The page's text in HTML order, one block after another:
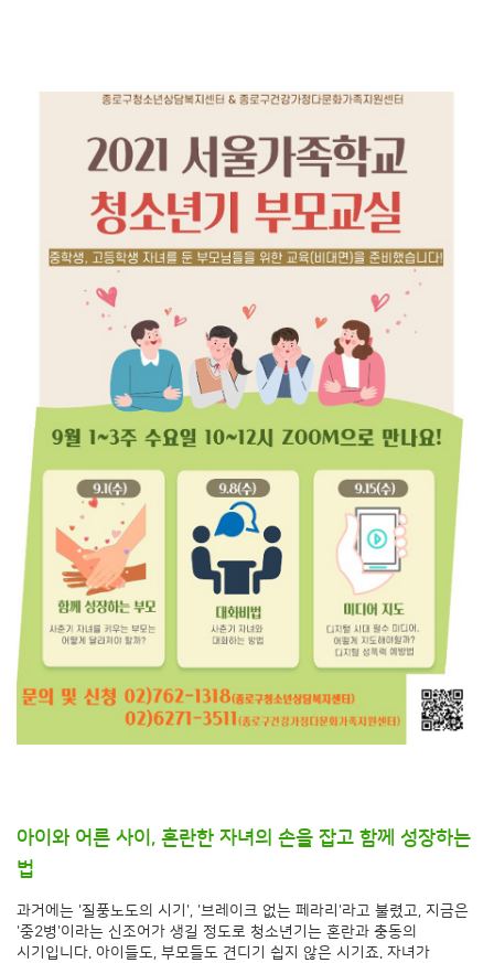
아이와 어른 사이, 혼란한 자녀의 손을 잡고 함께 성장하는
법
과거에는 '질풍노도의 시기', '브레이크 없는 페라리'라고 불렸고, 지금은
'중2병'이라는 신조어가 생길 정도로 청소년기는 혼란과 충동의
시기입니다. 아이들도, 부모들도 견디기 쉽지 않은 시기죠. 자녀가